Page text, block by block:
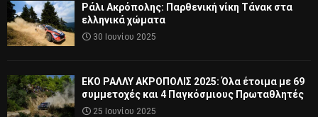
Ράλι Ακρόπολης: Παρθενική νίκη Τάνακ στα
ελληνικά χώματα
30 Ιουνίου 2025
ΕΚΟ ΡΑΛΛΥ ΑΚΡΟΠΟΛΙΣ 2025: Όλα έτοιμα με 69
συμμετοχές και 4 Παγκόσμιους Πρωταθλητές
25 Ιουνίου 2025